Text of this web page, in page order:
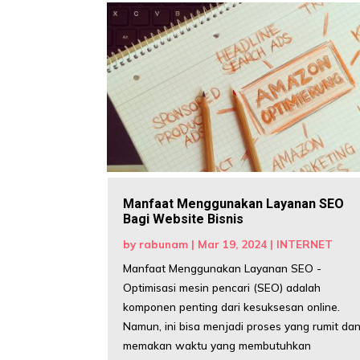
Manfaat Menggunakan Layanan SEO
Bagi Website Bisnis
by rabunam | Mar 19, 2024 | INTERNET
Manfaat Menggunakan Layanan SEO -
Optimisasi mesin pencari (SEO) adalah
komponen penting dari kesuksesan online.
Namun, ini bisa menjadi proses yang rumit
memakan waktu yang membutuhkan